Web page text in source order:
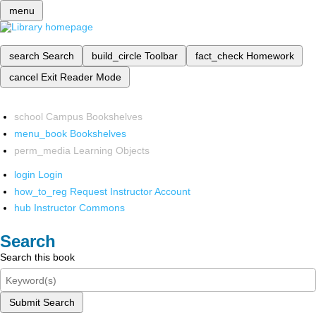
menu
search Search build_circle Toolbar fact_check Homework
cancel Exit Reader Mode
school Campus Bookshelves
menu_book Bookshelves
perm_media Learning Objects
login Login
how_to_reg Request Instructor Account
hub Instructor Commons
Search
Search this book
Submit Search